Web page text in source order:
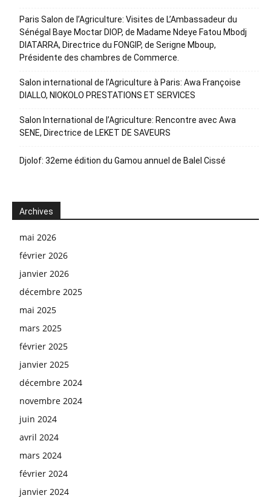
Paris Salon de l’Agriculture: Visites de L’Ambassadeur du
Sénégal Baye Moctar DIOP, de Madame Ndeye Fatou Mbodj
DIATARRA, Directrice du FONGIP, de Serigne Mboup,
Présidente des chambres de Commerce.
Salon international de l’Agriculture à Paris: Awa Françoise
DIALLO, NIOKOLO PRESTATIONS ET SERVICES
Salon International de l’Agriculture: Rencontre avec Awa
SENE, Directrice de LEKET DE SAVEURS
Djolof: 32eme édition du Gamou annuel de Balel Cissé
Archives
mai 2026
février 2026
janvier 2026
décembre 2025
mai 2025
mars 2025
février 2025
janvier 2025
décembre 2024
novembre 2024
juin 2024
avril 2024
mars 2024
février 2024
janvier 2024